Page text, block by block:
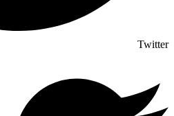
Twitter